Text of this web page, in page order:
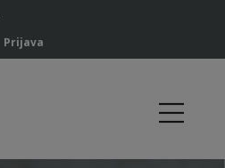
Prijava